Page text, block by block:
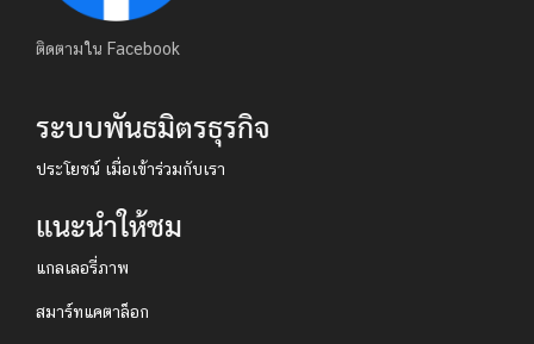
ติดตามใน Facebook
ระบบพันธมิตรธุรกิจ
ประโยชน์ เมื่อเข้าร่วมกับเรา
แนะนำให้ชม
แกลเลอรี่ภาพ
สมาร์ทแคตาล็อก